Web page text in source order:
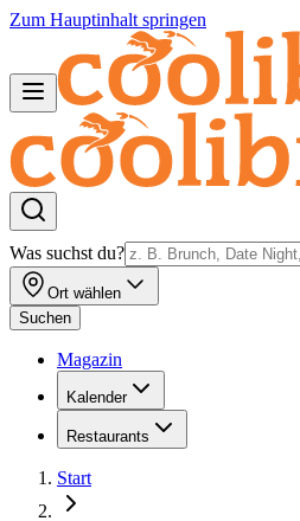
Zum Hauptinhalt springen
Was suchst du?
Ort wählen
Suchen
Magazin
Kalender
Restaurants
Start